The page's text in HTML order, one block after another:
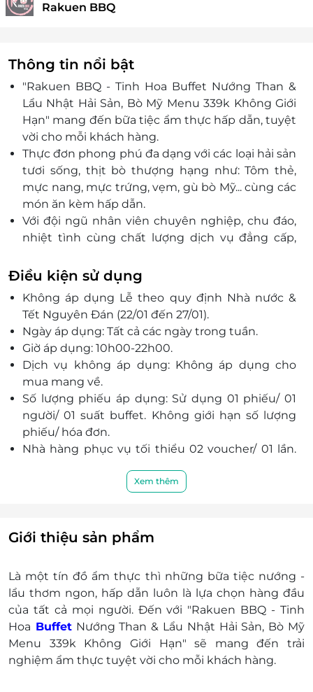
Rakuen BBQ
Thông tin nổi bật
"Rakuen BBQ - Tinh Hoa Buffet Nướng Than &
Lẩu Nhật Hải Sản, Bò Mỹ Menu 339k Không Giới
Hạn" mang đến bữa tiệc ẩm thực hấp dẫn, tuyệt
vời cho mỗi khách hàng.
Thực đơn phong phú đa dạng với các loại hải sản
tươi sống, thịt bò thượng hạng như: Tôm thẻ,
mực nang, mực trứng, vẹm, gù bò Mỹ... cùng các
món ăn kèm hấp dẫn.
Với đội ngũ nhân viên chuyên nghiệp, chu đáo,
nhiệt tình cùng chất lượng dịch vụ đẳng cấp,
chân uy tín, chất lượng cho mỗi người.
Điều kiện sử dụng
Không áp dụng Lễ theo quy định Nhà nước &
Tết Nguyên Đán (22/01 đến 27/01).
Ngày áp dụng: Tất cả các ngày trong tuần.
Giờ áp dụng: 10h00-22h00.
Dịch vụ không áp dụng: Không áp dụng cho
mua mang về.
Số lượng phiếu áp dụng: Sử dụng 01 phiếu/ 01
người/ 01 suất buffet. Không giới hạn số lượng
phiếu/ hóa đơn.
Nhà hàng phục vụ tối thiểu 02 voucher/ 01 lần.
Từ 1m – 1m3: Thanh toán 50% giá người lớn
theo giá niêm yết tại nhà hàng.
Khách hàng vui lòng đặt chỗ trước khi đến và
xuất trình phiếu trước khi sử dụng để được
phục vụ tốt nhất. Trường hợp không đặt chỗ
trước hoặc không còn chỗ trống nhà hàng xin
cáo lỗi và hẹn phục vụ khách hàng vào thời điểm
khác.
Xem thêm
Giới thiệu sản phẩm
Là một tín đồ ẩm thực thì những bữa tiệc nướng -
lẩu thơm ngon, hấp dẫn luôn là lựa chọn hàng đầu
của tất cả mọi người. Đến với "Rakuen BBQ - Tinh
Hoa BuffetNướng Than & Lẩu Nhật Hải Sản, Bò Mỹ
Menu 339k Không Giới Hạn" sẽ mang đến trải
nghiệm ẩm thực tuyệt vời cho mỗi khách hàng.